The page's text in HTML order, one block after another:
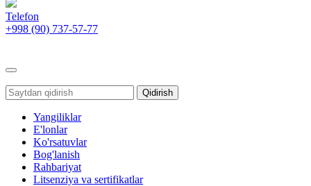
Telefon
+998 (90) 737-57-77
Toggle
navigation
Qidirish
Yangiliklar
E'lonlar
Ko'rsatuvlar
Bog'lanish
Rahbariyat
Litsenziya va sertifikatlar